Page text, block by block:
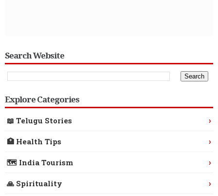
Search Website
Explore Categories
📖 Telugu Stories ›
🏥 Health Tips ›
🗺️ India Tourism ›
🙏 Spirituality ›